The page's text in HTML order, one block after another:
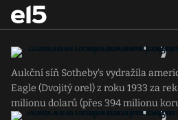
Aukční síň Sotheby's vydražila
Eagle (Dvojitý orel) z roku 1933 za
milionu dolarů (přes 394 milionu